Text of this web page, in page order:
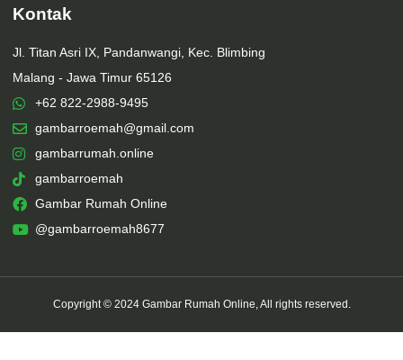
Kontak
Jl. Titan Asri IX, Pandanwangi, Kec. Blimbing
Malang - Jawa Timur 65126
+62 822-2988-9495
gambarroemah@gmail.com
gambarrumah.online
gambarroemah
Gambar Rumah Online
@gambarroemah8677
Copyright © 2024 Gambar Rumah Online, All rights reserved.